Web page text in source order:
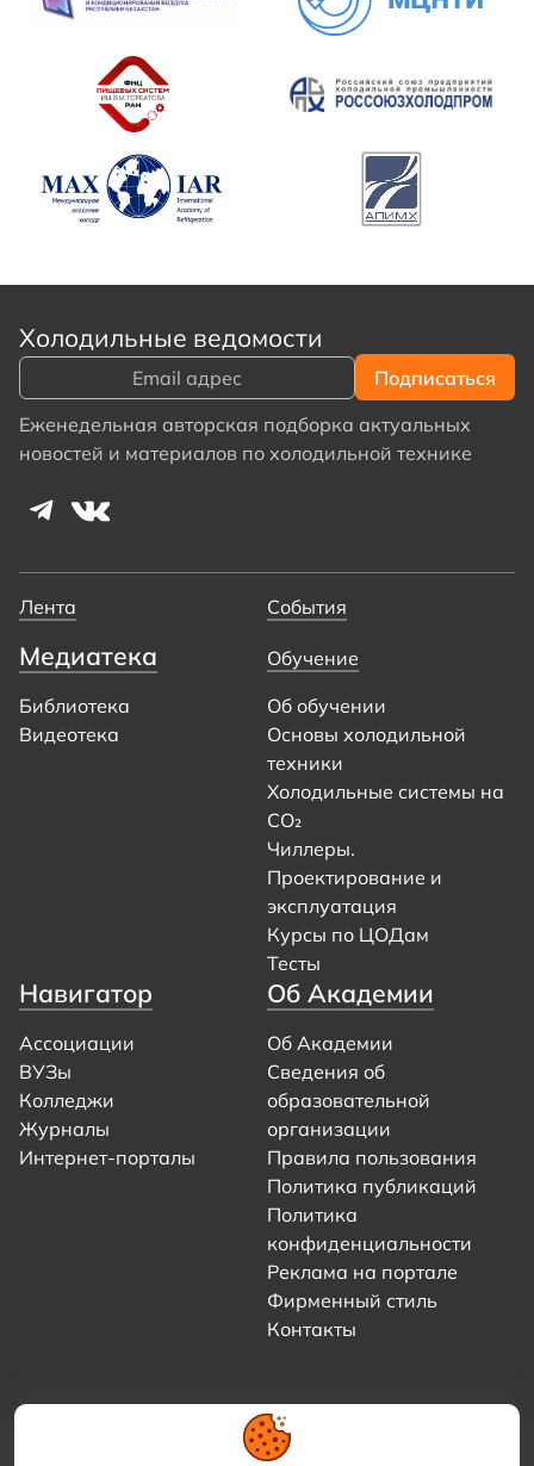
Холодильные ведомости
Еженедельная авторская подборка актуальных
новостей и материалов по холодильной технике
Лента События
Медиатека
Библиотека
Видеотека
Обучение
Об обучении
Основы холодильной
техники
Холодильные системы на
CO₂
Чиллеры.
Проектирование и
эксплуатация
Курсы по ЦОДам
Тесты
Навигатор
Ассоциации
ВУЗы
Колледжи
Журналы
Интернет-порталы
Об Академии
Об Академии
Сведения об
образовательной
организации
Правила пользования
Политика публикаций
Политика
конфиденциальности
Реклама на портале
Фирменный стиль
Контакты